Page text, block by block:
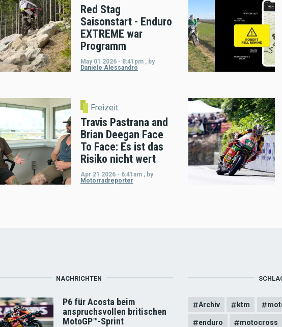
Red Stag
Saisonstart - Enduro
EXTREME war
Programm
May 01 2026 - 8:41pm , by
Daniele Alessandro
Freizeit
Travis Pastrana and
Brian Deegan Face
To Face: Es ist das
Risiko nicht wert
Apr 21 2026 - 6:41am , by
Motorradreporter
NACHRICHTEN
P6 für Acosta beim
anspruchsvollen britischen
MotoGP™-Sprint
Archiv ktm
enduro motocross